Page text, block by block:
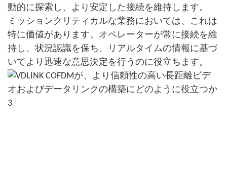
動的に探索し、より安定した接続を維持します。
ミッションクリティカルな業務においては、これは
特に価値があります。オペレーターが常に接続を維
持し、状況認識を保ち、リアルタイムの情報に基づ
いてより迅速な意思決定を行うのに役立ちます。